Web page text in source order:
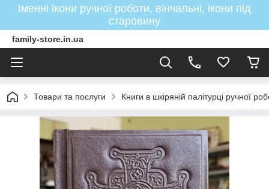
Іменні ікони ручної роботи, вінчальні, ікони під
старовину
family-store.in.ua
Товари та послуги Книги в шкіряній палітурці ручної